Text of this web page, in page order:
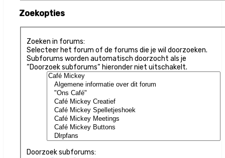
Zoekopties
Zoeken in forums:
Selecteer het forum of de forums die je wil doorzoeken.
Subforums worden automatisch doorzocht als je
“Doorzoek subforums“ hieronder niet uitschakelt.
Doorzoek subforums: